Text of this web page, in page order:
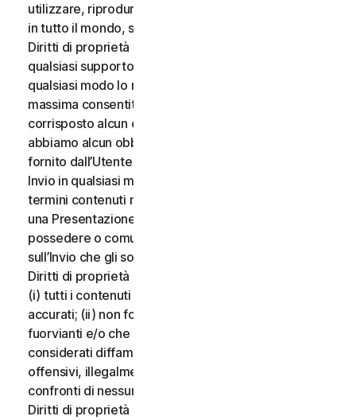
utilizzare, riprodurre, copiare e tradurre il proprio Invio
in tutto il mondo, secondo i termini di protezione dei
Diritti di proprietà intellettuale, in qualsiasi forma e su
qualsiasi supporto, senza alcuna restrizione e in
qualsiasi modo lo riteniamo opportuno, nella misura
massima consentita dalla legge applicabile. Non sarà
corrisposto alcun compenso per l’uso dell’Invio. Non
abbiamo alcun obbligo di pubblicare o utilizzare l’Invio
fornito dall’Utente e possiamo rimuovere qualsiasi
Invio in qualsiasi momento, in particolare se viola i
termini contenuti nel presente documento. Fornendo
una Presentazione, l’Utente dichiara e garantisce di
possedere o comunque controllare tutti i diritti
sull’Invio che gli sono necessari per fornirlo, inclusi i
Diritti di proprietà intellettuale. L’Utente accetta che:
(i) tutti i contenuti dei propri Invii devono essere
accurati; (ii) non fornirà Invii ritenuti falsi, inesatti o
fuorvianti e/o che possano essere ragionevolmente
considerati diffamatori, calunniosi, deprecabili,
offensivi, illegalmente intimidatori o molesti nei
confronti di nessuno; (iii) non fornirà Invii che violano i
Diritti di proprietà intellettuale di terzi o altri diritti di